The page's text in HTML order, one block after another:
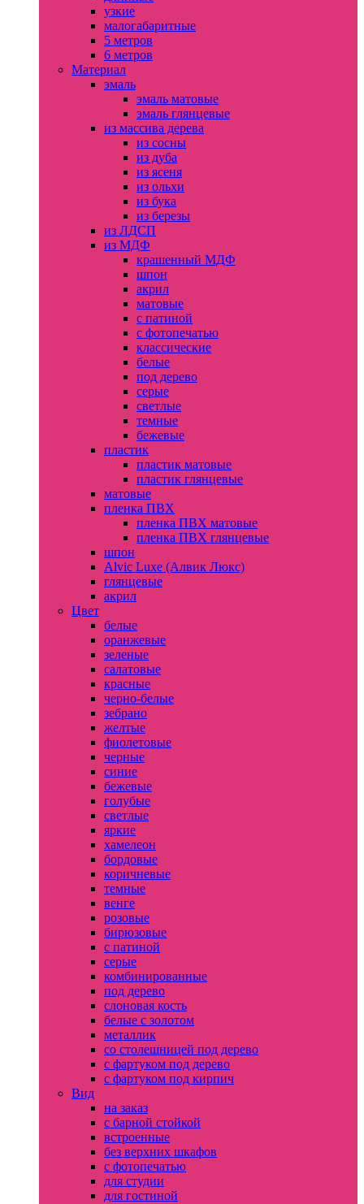
узкие
малогабаритные
5 метров
6 метров
Материал
эмаль
эмаль матовые
эмаль глянцевые
из массива дерева
из сосны
из дуба
из ясеня
из ольхи
из бука
из березы
из ЛДСП
из МДФ
крашенный МДФ
шпон
акрил
матовые
с патиной
с фотопечатью
классические
белые
под дерево
серые
светлые
темные
бежевые
пластик
пластик матовые
пластик глянцевые
матовые
пленка ПВХ
пленка ПВХ матовые
пленка ПВХ глянцевые
шпон
Alvic Luxe (Алвик Люкс)
глянцевые
акрил
Цвет
белые
оранжевые
зеленые
салатовые
красные
черно-белые
зебрано
желтые
фиолетовые
черные
синие
бежевые
голубые
светлые
яркие
хамелеон
бордовые
коричневые
темные
венге
розовые
бирюзовые
с патиной
серые
комбинированные
под дерево
слоновая кость
белые с золотом
металлик
со столешницей под дерево
с фартуком под дерево
с фартуком под кирпич
Вид
на заказ
с барной стойкой
встроенные
без верхних шкафов
с фотопечатью
для студии
для гостиной